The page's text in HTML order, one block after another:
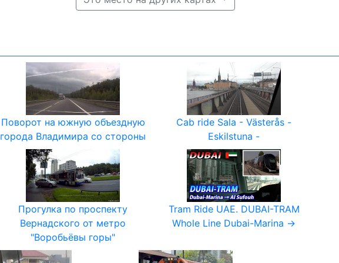
Поворот на южную объездную
города Владимира со стороны
Cab ride Sala - Västerås -
Eskilstuna -
Прогулка по проспекту
Вернадского от метро
"Воробьёвы горы"
Tram Ride UAE. DUBAI-TRAM
Whole Line Dubai-Marina →